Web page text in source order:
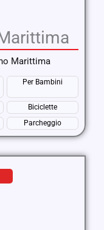
Marittima
Per Bambini
Biciclette
Parcheggio